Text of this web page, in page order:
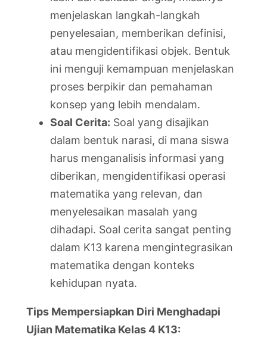
menjelaskan langkah-langkah
penyelesaian, memberikan definisi,
atau mengidentifikasi objek. Bentuk
ini menguji kemampuan menjelaskan
proses berpikir dan pemahaman
konsep yang lebih mendalam.
Soal Cerita: Soal yang disajikan
dalam bentuk narasi, di mana siswa
harus menganalisis informasi yang
diberikan, mengidentifikasi operasi
matematika yang relevan, dan
menyelesaikan masalah yang
dihadapi. Soal cerita sangat penting
dalam K13 karena mengintegrasikan
matematika dengan konteks
kehidupan nyata.
Tips Mempersiapkan Diri Menghadapi
Ujian Matematika Kelas 4 K13: